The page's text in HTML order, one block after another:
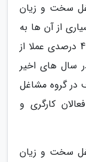
سخت و زیان
از آن ها به
دلیل دور زدن کارفرما برای نپرداختن سهم 4 درصدی عملا از
در سال های اخیر
در گروه مشاغل
کارگری و
سخت و زیان